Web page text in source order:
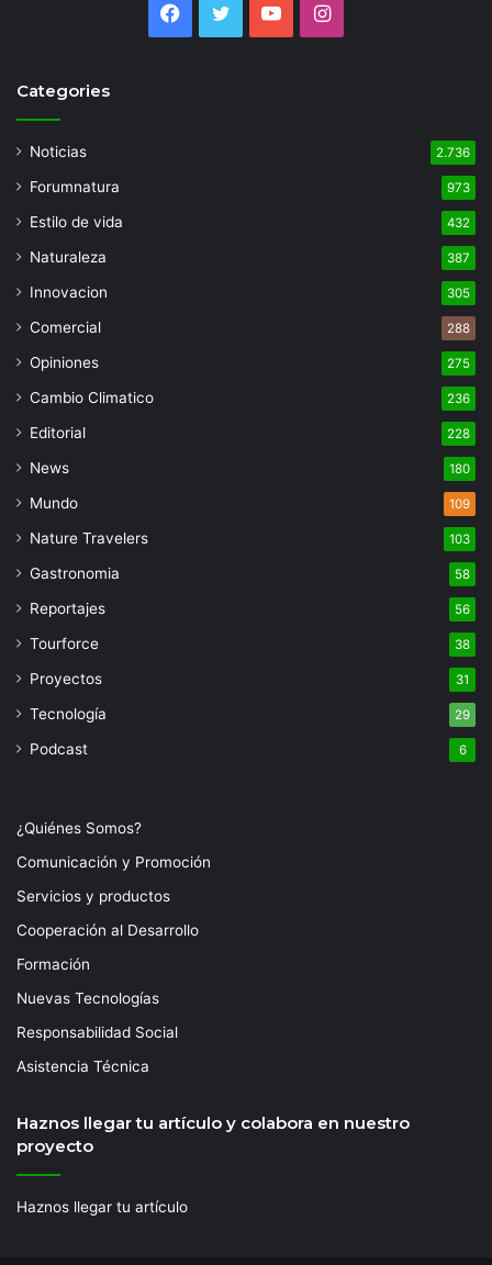
Facebook
TwitterYouTubeInstagram
Categories
Noticias 2.736
Forumnatura 973
Estilo de vida 432
Naturaleza 387
Innovacion 305
Comercial 288
Opiniones 275
Cambio Climatico 236
Editorial 228
News 180
Mundo 109
Nature Travelers 103
Gastronomia 58
Reportajes 56
Tourforce 38
Proyectos 31
Tecnología 29
Podcast 6
¿Quiénes Somos?
Comunicación y Promoción
Servicios y productos
Cooperación al Desarrollo
Formación
Nuevas Tecnologías
Responsabilidad Social
Asistencia Técnica
Haznos llegar tu artículo y colabora en nuestro
proyecto
Haznos llegar tu artículo